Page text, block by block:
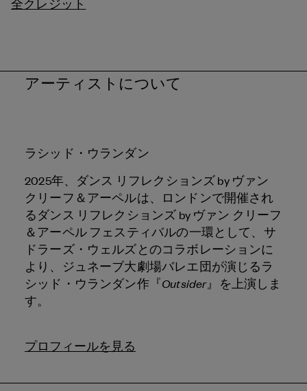
全クレジット
アーティストについて
ラシッド・ウランダン
2025年、ダンス リフレクションズ by ヴァン
クリーフ＆アーペルは、ロンドンで開催され
るダンス リフレクションズ by ヴァン クリーフ
＆アーペル フェスティバルの一環として、サ
ドラーズ・ウェルズとのコラボレーションに
より、ジュネーブ大劇場バレエ団が演じるラ
シッド・ウランダン作『Outsider』を上演しま
す。
プロフィールを見る